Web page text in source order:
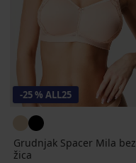
-25 % ALL25
Grudnjak Spacer Mila bez
žica